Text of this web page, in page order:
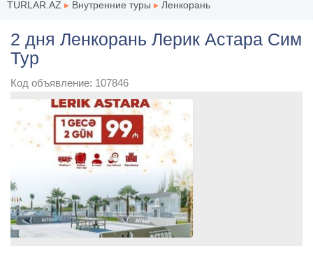
TURLAR.AZ ▸ Внутренние туры ▸ Ленкорань
2 дня Ленкорань Лерик Астара Сим
Тур
Код объявление: 107846